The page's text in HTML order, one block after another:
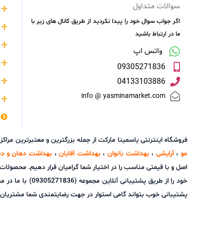
سوالات متداول
اگر جواب سوال خود را پیدا نکردید از طریق کانال های زیر با
ما در ارتباط باشید
واتس اپ
09305271836
04133103886
info @ yasminamarket.com
فروشگاه اینترنتی یاسمینا مارکت از جمله بزرگترین و
مو،آرایشی ،بهداشت بانوان،بهداشت آقایان، بهداشت دهان و
اصل و با قیمتی مناسب را در اختیار شما گرامیان قرار دهیم.
خود را از
پشتیبانی خوب بتواند گامی استوار در جهت رضایتمندی شما مشتریان